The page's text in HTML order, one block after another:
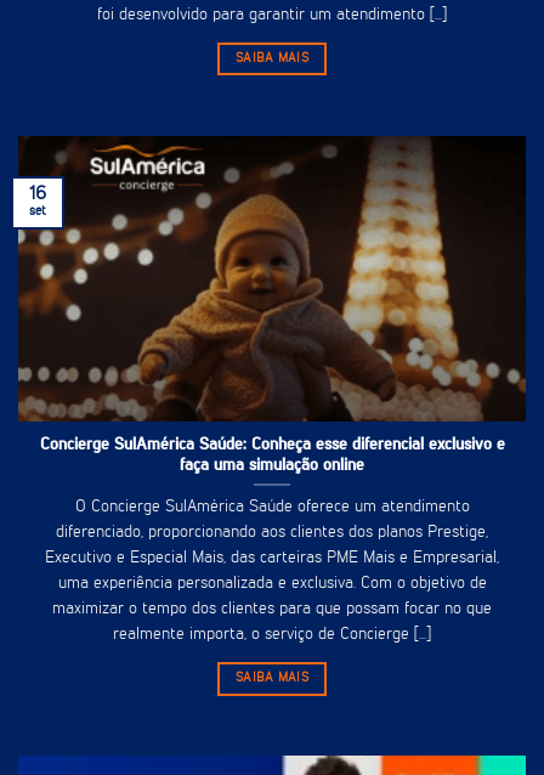
foi desenvolvido para garantir um atendimento [...]
SAIBA MAIS
Concierge SulAmérica Saúde: Conheça esse diferencial exclusivo e
faça uma simulação online
O Concierge SulAmérica Saúde oferece um atendimento
diferenciado, proporcionando aos clientes dos planos Prestige,
Executivo e Especial Mais, das carteiras PME Mais e Empresarial,
uma experiência personalizada e exclusiva. Com o objetivo de
maximizar o tempo dos clientes para que possam focar no que
realmente importa, o serviço de Concierge [...]
SAIBA MAIS
16
set